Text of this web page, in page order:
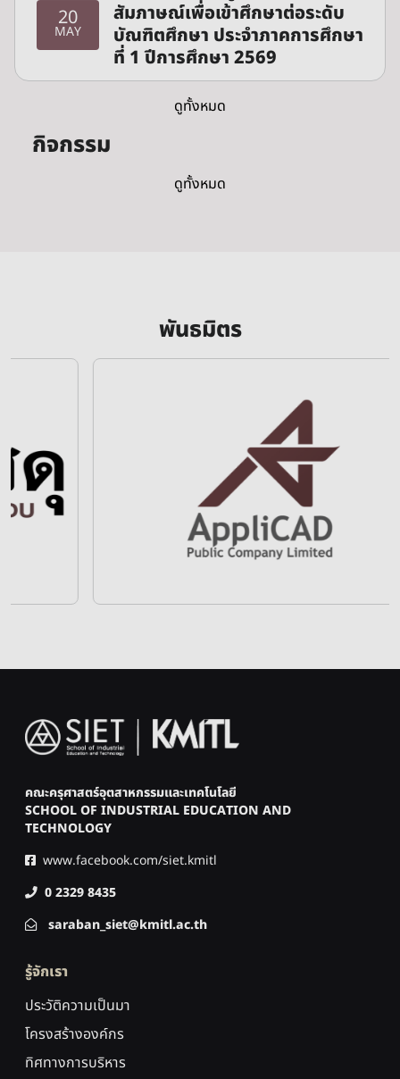
20
MAY
สัมภาษณ์เพื่อเข้าศึกษาต่อระดับ
บัณฑิตศึกษา ประจำภาคการศึกษา
ที่ 1 ปีการศึกษา 2569
ดูทั้งหมด
กิจกรรม
ดูทั้งหมด
พันธมิตร
Image
คณะครุศาสตร์อุตสาหกรรมและเทคโนโลยี
SCHOOL OF INDUSTRIAL EDUCATION AND
TECHNOLOGY
www.facebook.com/siet.kmitl
0 2329 8435
saraban_siet@kmitl.ac.th
รู้จักเรา
ประวัติความเป็นมา
โครงสร้างองค์กร
ทิศทางการบริหาร